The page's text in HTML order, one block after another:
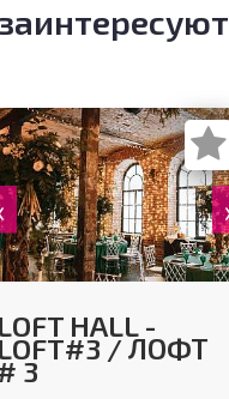
LOFT HALL -
LOFT#3 / ЛОФТ
3